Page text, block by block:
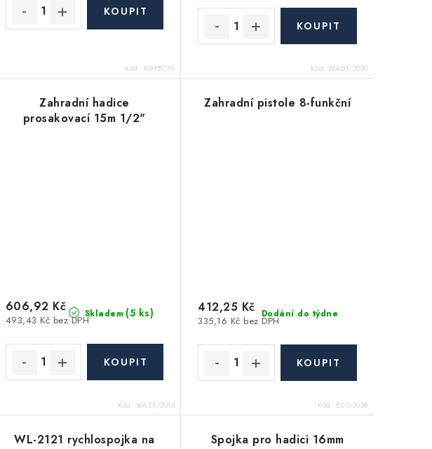
Kód: RWPBCP9 Kód:WAD1/2030
Zahradní hadice
prosakovací 15m 1/2"
Skladem (5 ks)
493,43 Kč bez DPH
606,92 Kč
Kód: WAD1/2015
Zahradní pistole 8-funkční
Dodání do týdne
335,16 Kč bez DPH
412,25 Kč
Kód: ECO-2038
WL-2121 rychlospojka na
Spojka pro hadici 16mm